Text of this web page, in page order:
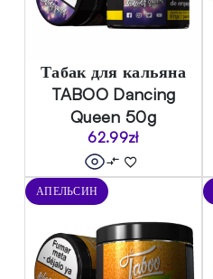
Табак для кальяна
TABOO Dancing
Queen 50g
62.99zł
АПЕЛЬСИН